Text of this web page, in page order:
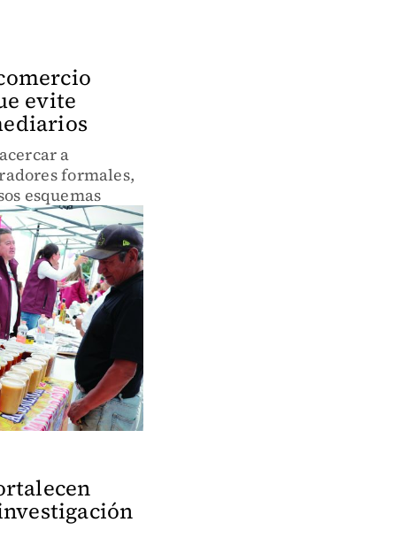
evite
a
formales,
esquemas